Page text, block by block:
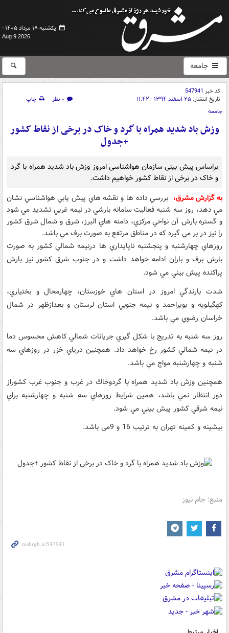
یکشنبه ۱۸ مرداد ۱۴۰۵ -
Aug 9 2026
جامعه
کد خبر 547941
تاریخ انتشار: ۲۵ اسفند ۱۳۹۴ - ۱۱:۴۲ ۰ نظر
چاپ
جامعه
وزش باد شدید همراه با گرد و خاک در برخی از نقاط کشور
+جدول
براساس پیش بینی سازمان هواشناسی امروز وزش باد شدید همراه با گرد
و خاک در برخی از نقاط کشور خواهیم داشت.
به گزارش مشرق، بررسي داده ها و نقشه هاي پيش يابي هواشناسي نشان
مي دهد، روز سه شنبه فعاليت سامانه بارشي در نيمه غربي تشديد مي شود
و گستره بارش آن نواحي مركزي، دامنه هاي البرز، شرق و شمال شرق كشور
را نيز در بر مي گيرد كه در مناطق مرتفع به صورت برف مي باشد.
روزهاي چهارشنبه و پنجشنبه ناپايداري ها درنيمه شمالي كشور به صورت
بارش برف و باران ادامه خواهد داشت و در جنوب شرق كشور نيز بارش
پراكنده پيش بيني مي شود.
شدت بارندگي امروز در استان هاي خوزستان، چهارمحال و بختياري،
كهگيلويه و بويراحمد و نيمه جنوبي استان لرستان و بعدازظهر در شمال
خراسان رضوي مي باشد.
روز سه شنبه به تدريج با شكل گيري جريانات شمالي كاهش محسوس دما
در نيمه شمالي كشور رخ خواهد داد. همچنين درياي خزر در روزهاي سه
شنبه و چهارشنبه مواج مي باشد.
همچنین وزش باد شديد همراه با گردوخاك در غرب و جنوب غرب كشوراز
دور انتظار نمي باشد، همين شرايط روزهاي سه شنبه و چهارشنبه براي
نيمه شرقي كشور پيش بيني مي شود.
بیشینه و کمینه تهران به ترتیب 16 و 9می باشد.
منبع: جام نیوز